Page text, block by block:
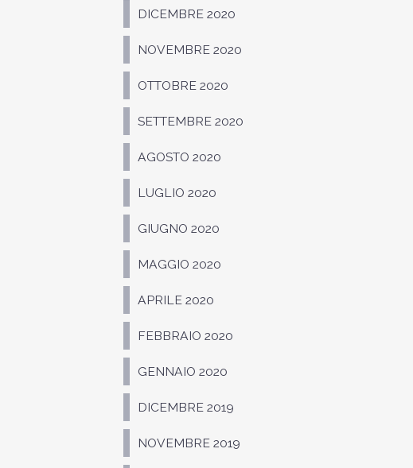
DICEMBRE 2020
NOVEMBRE 2020
OTTOBRE 2020
SETTEMBRE 2020
AGOSTO 2020
LUGLIO 2020
GIUGNO 2020
MAGGIO 2020
APRILE 2020
FEBBRAIO 2020
GENNAIO 2020
DICEMBRE 2019
NOVEMBRE 2019